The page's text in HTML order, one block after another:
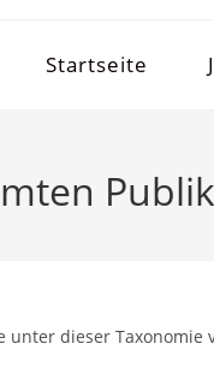
Startseite
unter dieser